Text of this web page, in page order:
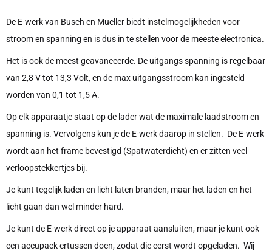
De E-werk van Busch en Mueller biedt instelmogelijkheden voor
stroom en spanning en is dus in te stellen voor de meeste electronica.
Het is ook de meest geavanceerde. De uitgangs spanning is regelbaar
van 2,8 V tot 13,3 Volt, en de max uitgangsstroom kan ingesteld
worden van 0,1 tot 1,5 A.
Op elk apparaatje staat op de lader wat de maximale laadstroom en
spanning is. Vervolgens kun je de E-werk daarop in stellen. De E-werk
wordt aan het frame bevestigd (Spatwaterdicht) en er zitten veel
verloopstekkertjes bij.
Je kunt tegelijk laden en licht laten branden, maar het laden en het
licht gaan dan wel minder hard.
Je kunt de E-werk direct op je apparaat aansluiten, maar je kunt ook
een accupack ertussen doen, zodat die eerst wordt opgeladen. Wij